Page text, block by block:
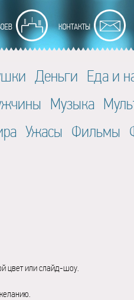
Деньги Еда и
Музыка
Ужасы Фильмы
цвет или слайд-шоу.